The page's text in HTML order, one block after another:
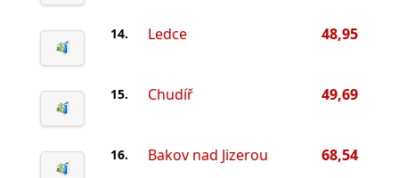
14. Ledce 48,95
15. Chudíř 49,69
16. Bakov nad Jizerou 68,54